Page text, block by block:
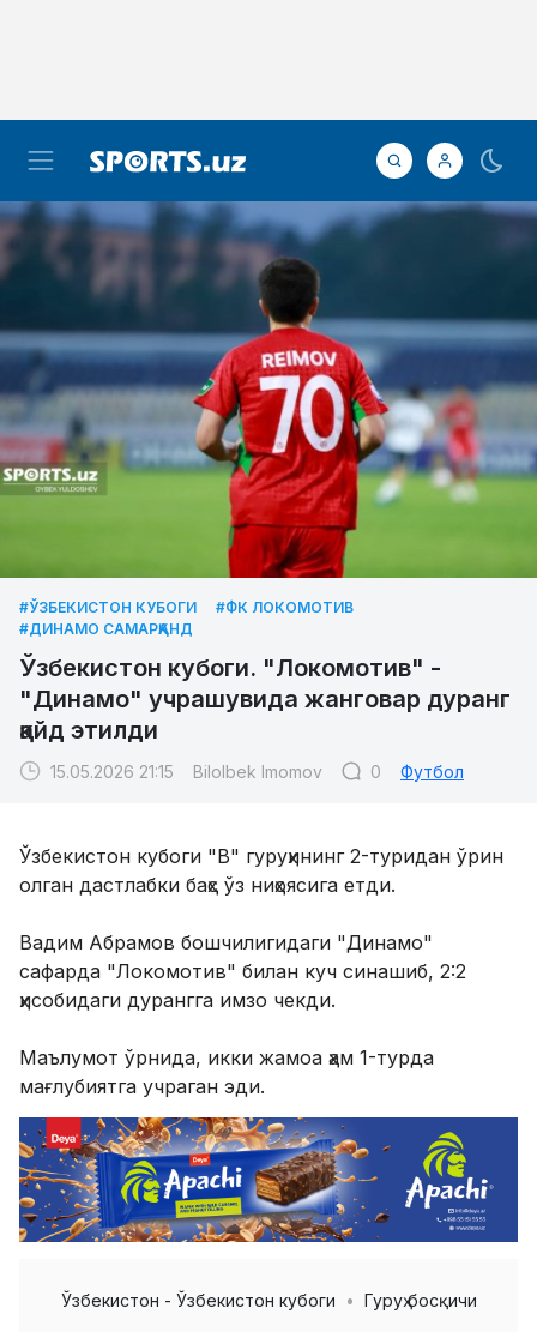
#ЎЗБЕКИСТОН КУБОГИ
#ФК ЛОКОМОТИВ
#ДИНАМО САМАРҚАНД
Ўзбекистон кубоги. "Локомотив" -
"Динамо" учрашувида жанговар дуранг
қайд этилди
15.05.2026 21:15 Bilolbek Imomov 0 Футбол
Ўзбекистон кубоги "B" гуруҳининг 2-туридан ўрин
олган дастлабки баҳс ўз ниҳоясига етди.
Вадим Абрамов бошчилигидаги "Динамо"
сафарда "Локомотив" билан куч синашиб, 2:2
ҳисобидаги дурангга имзо чекди.
Маълумот ўрнида, икки жамоа ҳам 1-турда
мағлубиятга учраган эди.
Ўзбекистон - Ўзбекистон кубоги Гуруҳ босқичи